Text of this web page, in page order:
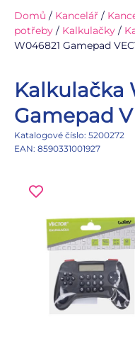
Domů / Kancelář /
potřeby / Kalkulačky /
W046821 Gamepad
Kalkulačka
Gamepad
Katalogové číslo: 5200272
EAN: 8590331001927